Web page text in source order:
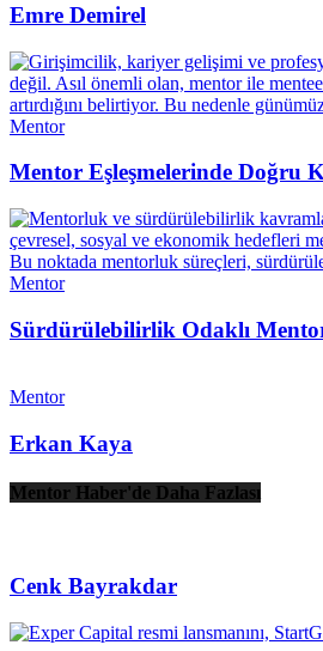
Emre Demirel
Mentor
Mentor Eşleşmelerinde Doğru
Mentor
Sürdürülebilirlik Odaklı
Mentor
Erkan Kaya
Mentor Haber'de Daha Fazlası
Cenk Bayrakdar